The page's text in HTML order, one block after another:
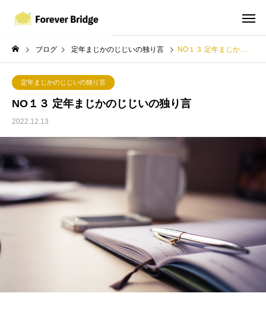
ブログ 定年まじかのじじいの独り言 NO１３ 定年まじかのじじいの独り言
定年まじかのじじいの独り言
NO１３ 定年まじかのじじいの独り言
2022.12.13